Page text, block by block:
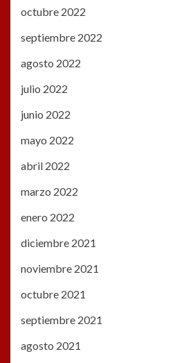
octubre 2022
septiembre 2022
agosto 2022
julio 2022
junio 2022
mayo 2022
abril 2022
marzo 2022
enero 2022
diciembre 2021
noviembre 2021
octubre 2021
septiembre 2021
agosto 2021